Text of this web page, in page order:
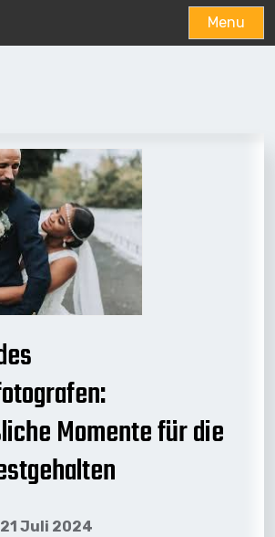
Menu
Momente für die
21 Juli 2024